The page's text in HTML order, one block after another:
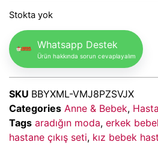
Stokta yok
Whatsapp Destek
Ürün hakkında sorun cevaplayalım
SKU BBYXML-VMJ8PZSVJX
Categories Anne & Bebek,
Tags aradığın moda, erkek
hastane çıkış seti, kız bebek